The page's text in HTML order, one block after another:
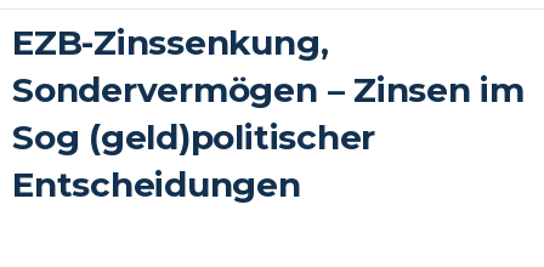
EZB-Zinssenkung,
Sondervermögen – Zinsen im
Sog (geld)politischer
Entscheidungen